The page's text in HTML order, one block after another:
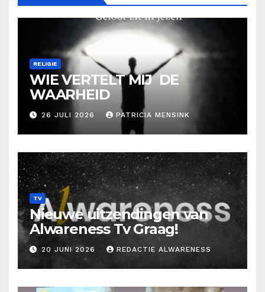
RELIGIE
WIE VERTELT MIJ DE
WAARHEID
26 JULI 2026 PATRICIA MENSINK
TV
Nieuwe uitzendingen van
Alwareness Tv Graag!
20 JUNI 2026 REDACTIE ALWARENESS